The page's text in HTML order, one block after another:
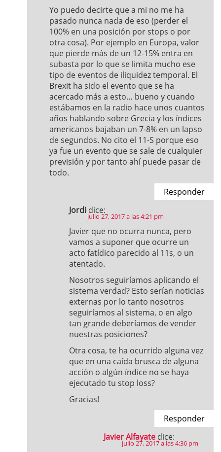
Yo puedo decirte que a mi no me ha
pasado nunca nada de eso (perder el
100% en una posición por stops o por
otra cosa). Por ejemplo en Europa, valor
que pierde más de un 12-15% entra en
subasta por lo que se limita mucho ese
tipo de eventos de iliquidez temporal. El
Brexit ha sido el evento que se ha
acercado más a esto… bueno y cuando
estábamos en la radio hace unos cuantos
años hablando sobre Grecia y los índices
americanos bajaban un 7-8% en un lapso
de segundos. No cito el 11-S porque eso
ya fue un evento que se sale de cualquier
previsión y por tanto ahí puede pasar de
todo.
Responder
Jordi dice:
julio 27, 2017 a las 4:21 pm
Javier que no ocurra nunca, pero
vamos a suponer que ocurre un
acto fatídico parecido al 11s, o un
atentado.
Nosotros seguiríamos aplicando el
sistema verdad? Esto serían noticias
externas por lo tanto nosotros
seguiríamos al sistema, o en algo
tan grande deberíamos de vender
nuestras posiciones?
Otra cosa, te ha ocurrido alguna vez
que en una caída brusca de alguna
acción o algún índice no se haya
ejecutado tu stop loss?
Gracias!
Responder
Javier Alfayate dice:
julio 27, 2017 a las 4:36 pm